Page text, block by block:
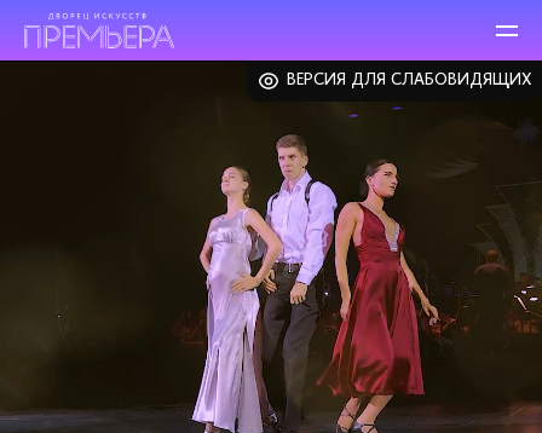
ВЕРСИЯ ДЛЯ СЛАБОВИДЯЩИХ